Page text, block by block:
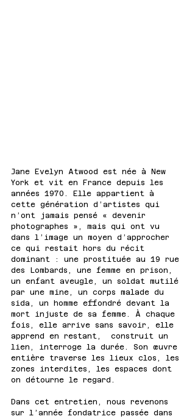
Jane Evelyn Atwood est née à New
York et vit en France depuis les
années 1970. Elle appartient à
cette génération d’artistes qui
n’ont jamais pensé « devenir
photographes », mais qui ont vu
dans l’image un moyen d’approcher
ce qui restait hors du récit
dominant : une prostituée au 19 rue
des Lombards, une femme en prison,
un enfant aveugle, un soldat mutilé
par une mine, un corps malade du
sida, un homme effondré devant la
mort injuste de sa femme. À chaque
fois, elle arrive sans savoir, elle
apprend en restant,  construit un
lien, interroge la durée. Son œuvre
entière traverse les lieux clos, les
zones interdites, les espaces dont
on détourne le regard.
Dans cet entretien, nous revenons
sur l’année fondatrice passée dans